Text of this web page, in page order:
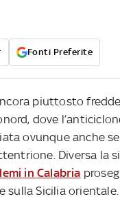
Fonti Preferite
piuttosto
dove
ovunque anche
Diversa la
in Calabria
sulla Sicilia